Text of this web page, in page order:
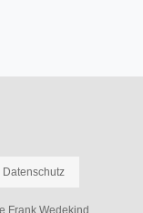
Datenschutz
Frank Wedekind.